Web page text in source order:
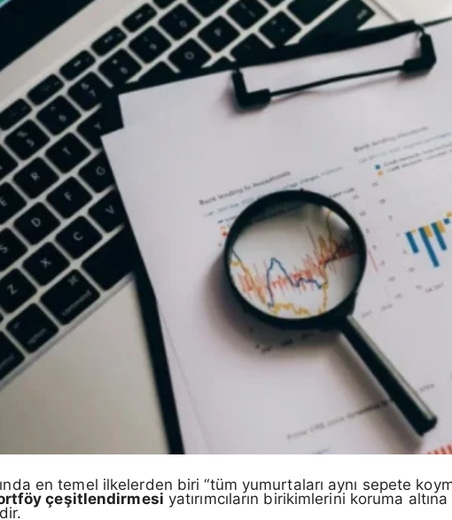
en temel ilkelerden biri “tüm yumurtaları aynı sepete
çeşitlendirmesi yatırımcıların birikimlerini koruma